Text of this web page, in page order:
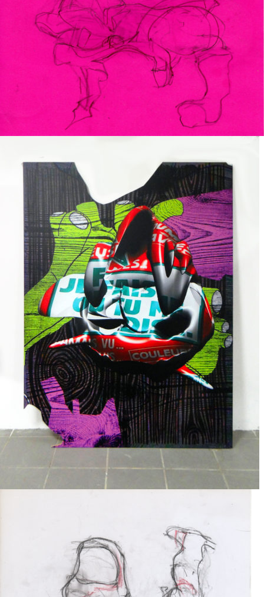
Impression sur support plane 2019